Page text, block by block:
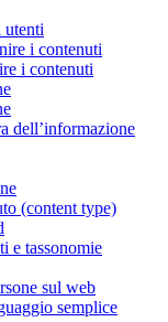
utenti
i contenuti
i contenuti
dell’informazione
(content type)
e tassonomie
sul web
semplice